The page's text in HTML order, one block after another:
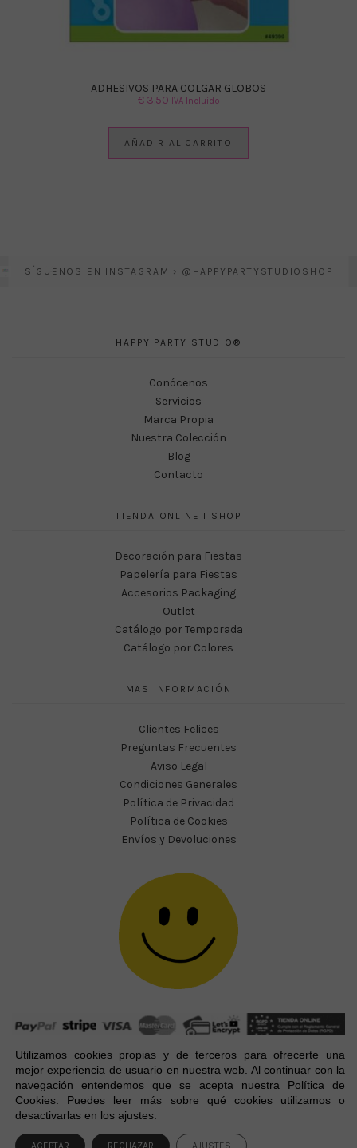
ADHESIVOS PARA COLGAR GLOBOS
€3.50 IVA Incluido
AÑADIR AL CARRITO
SÍGUENOS EN INSTAGRAM › @HAPPYPARTYSTUDIOSHOP
HAPPY PARTY STUDIO®
Conócenos
Servicios
Marca Propia
Nuestra Colección
Blog
Contacto
TIENDA ONLINE I SHOP
Decoración para Fiestas
Papelería para Fiestas
Accesorios Packaging
Outlet
Catálogo por Temporada
Catálogo por Colores
MAS INFORMACIÓN
Clientes Felices
Preguntas Frecuentes
Aviso Legal
Condiciones Generales
Política de Privacidad
Política de Cookies
Envíos y Devoluciones
Happy Party Studio® 2023-2026 I © Todos los derechos
reservados.
Utilizamos cookies propias y de terceros para ofrecerte una
mejor experiencia de usuario en nuestra web. Al continuar con la
navegación entendemos que se acepta nuestra Política de
Cookies. Puedes leer más sobre qué cookies utilizamos o
desactivarlas en los ajustes.
ACEPTAR RECHAZAR AJUSTES
1